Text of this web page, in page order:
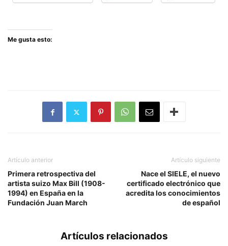
Me gusta esto:
Artículo anterior
Primera retrospectiva del
artista suizo Max Bill (1908-
1994) en España en la
Fundación Juan March
Artículo siguiente
Nace el SIELE, el nuevo
certificado electrónico que
acredita los conocimientos
de español
Artículos relacionados